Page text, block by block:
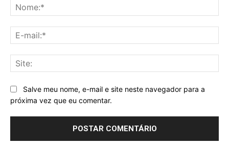
Salve meu nome, e-mail e site neste navegador para a
próxima vez que eu comentar.